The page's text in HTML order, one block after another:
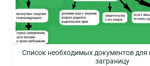
Список необходимых документов для
заграницу